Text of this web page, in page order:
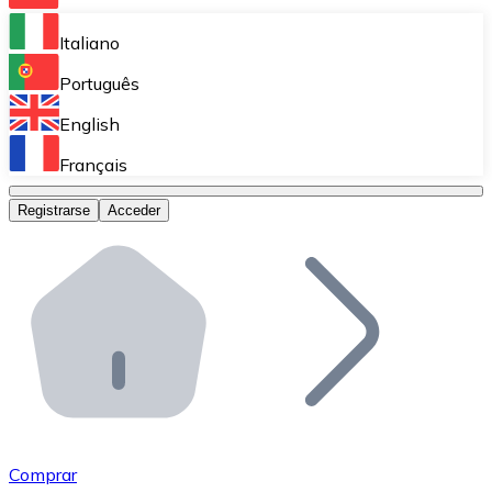
Bitnovo Ramp
Integra nuestra solución en tu plataforma.
Bitnovo Giftcards
Bitnovo OTC
Bitnovo ATM
Integra un ATM Bitnovo en tu negocio y permite que
Bitnovo API
Integra nuestra API en tu ecosistema.
Únete a nuestra red de distribuidores.
Italiano
Português
English
Français
Registrarse Acceder
Comprar